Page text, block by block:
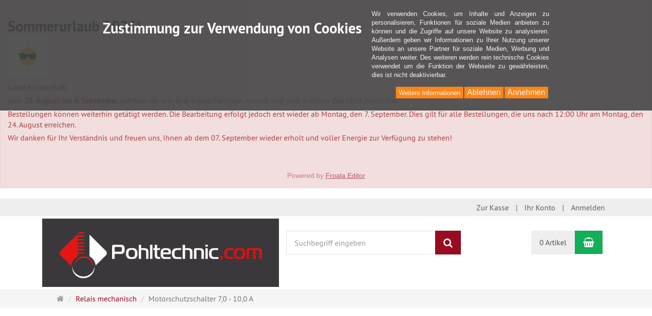
Sommerurlaub 2026!
nehmen wir uns eine kleine Familien-Auszeit und sind in dieser Zeit nicht erreichbar.
Bestellungen können weiterhin getätigt werden. Die Bearbeitung erfolgt jedoch erst wieder ab Montag, den 7. September. Dies gilt für alle Bestellungen, die uns nach 12:00 Uhr am Montag, den
24. August erreichen.
Wir danken für Ihr Verständnis und freuen uns, Ihnen ab dem 07. September wieder erholt und voller Energie zur Verfügung zu stehen!
Powered by Froala Editor
Zur Kasse Ihr Konto Anmelden
0 Artikel Warenkorb
Startseite
Relais mechanisch Motorschutzschalter 7,0 - 10,0 A
Zustimmung zur Verwendung von Cookies
Wir verwenden Cookies, um Inhalte und Anzeigen zu
personalisieren, Funktionen für soziale Medien anbieten zu
können und die Zugriffe auf unsere Website zu analysieren.
Außerdem geben wir Informationen zu Ihrer Nutzung unserer
Website an unsere Partner für soziale Medien, Werbung und
Analysen weiter. Des weiteren werden rein technische Cookies
verwendet um die Funktion der Webseite zu gewährleisten,
dies ist nicht deaktivierbar.
Annehmen
Ablehnen
Weitere Informationen